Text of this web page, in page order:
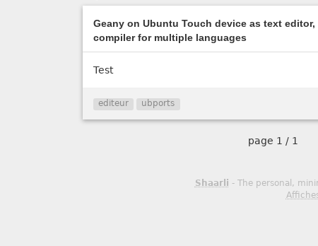
Geany on Ubuntu Touch device as text
compiler for multiple languages
Test
editeur ubports
page 1 / 1
Shaarli - The personal,